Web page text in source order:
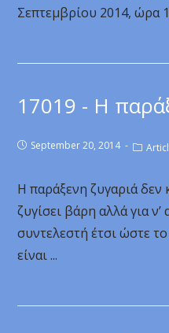
Σεπτεμβρίου 2014, ώρα
17019 - Η
September 20, 2014
Η παράξενη ζυγαριά δεν
ζυγίσει βάρη αλλά για
συντελεστή έτσι ώστε
είναι ...